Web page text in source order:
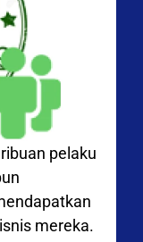
pelaku
mereka.